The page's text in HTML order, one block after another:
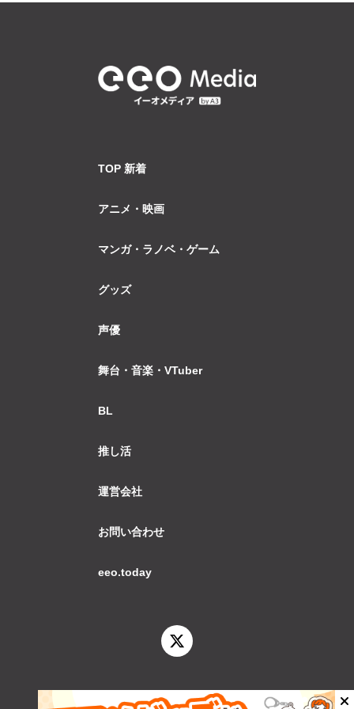
TOP 新着
アニメ・映画
マンガ・ラノベ・ゲーム
グッズ
声優
舞台・音楽・VTuber
BL
推し活
運営会社
お問い合わせ
eeo.today